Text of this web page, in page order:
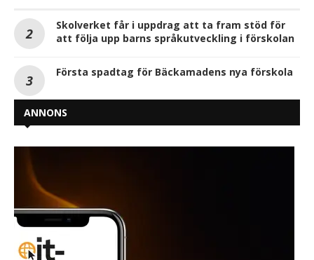
Skolverket får i uppdrag att ta fram stöd för
att följa upp barns språkutveckling i förskolan
Första spadtag för Bäckamadens nya förskola
ANNONS